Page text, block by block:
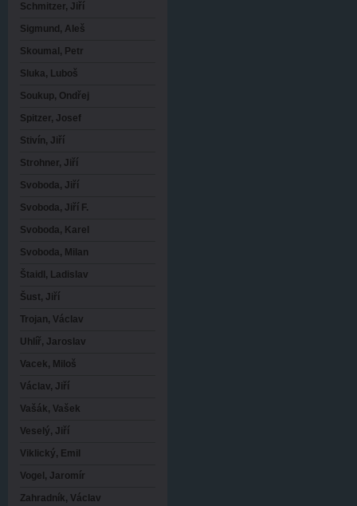
Schmitzer, Jiří
Sigmund, Aleš
Skoumal, Petr
Sluka, Luboš
Soukup, Ondřej
Spitzer, Josef
Stivín, Jiří
Strohner, Jiří
Svoboda, Jiří
Svoboda, Jiří F.
Svoboda, Karel
Svoboda, Milan
Štaidl, Ladislav
Šust, Jiří
Trojan, Václav
Uhlíř, Jaroslav
Vacek, Miloš
Václav, Jiří
Vašák, Vašek
Veselý, Jiří
Viklický, Emil
Vogel, Jaromír
Zahradník, Václav